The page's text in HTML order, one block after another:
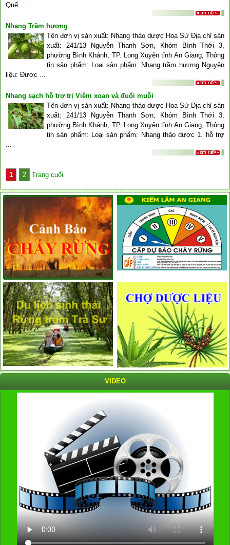
Quế ...
Nhang Trầm hương
Tên đơn vị sản xuất: Nhang thảo dược Hoa Sứ Địa chỉ sản
xuất: 241/13 Nguyễn Thanh Sơn, Khóm Bình Thới 3,
phường Bình Khánh, TP. Long Xuyên tỉnh An Giang, Thông
tin sản phẩm: Loại sản phẩm: Nhang trầm hương Nguyên
liệu: Được ...
Nhang sạch hỗ trợ trị Viêm xoan và đuổi muỗi
Tên đơn vị sản xuất: Nhang thảo dược Hoa Sứ Địa chỉ sản
xuất: 241/13 Nguyễn Thanh Sơn, Khóm Bình Thới 3,
phường Bình Khánh, TP. Long Xuyên tỉnh An Giang, Thông
tin sản phẩm: Loại sản phẩm: Nhang thảo dược 1. hỗ trợ
1 2 Trang cuối
VIDEO